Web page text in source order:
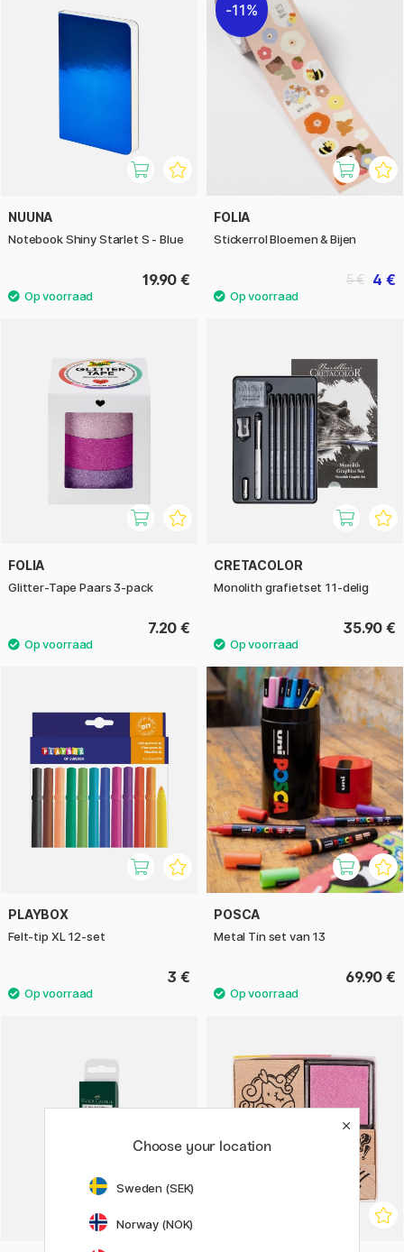
NUUNA
Notebook Shiny Starlet S - Blue
19.90 €
11%
FOLIA
Stickerrol Bloemen & Bijen
4 €
5 €
FOLIA
Glitter-Tape Paars 3-pack
7.20 €
CRETACOLOR
Monolith grafietset 11-delig
35.90 €
PLAYBOX
Felt-tip XL 12-set
3 €
POSCA
Metal Tin set van 13
69.90 €
Choose your location
Sweden (SEK)
Norway (NOK)